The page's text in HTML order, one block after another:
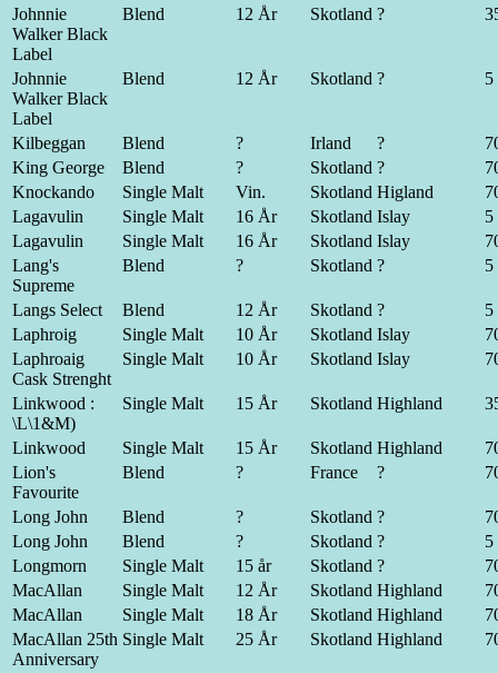
Johnnie
Walker Black
Label
Blend 12 År Skotland ?
Johnnie
Walker Black
Label
Blend 12 År Skotland ? 5
Kilbeggan Blend ? Irland ?
King George
Blend ? Skotland ?
Knockando
Single Malt Vin. Skotland Higland
Lagavulin
Single Malt 16 År Skotland Islay
5
Lagavulin
Single Malt 16 År Skotland Islay
Lang's
Supreme
Blend ? Skotland ? 5
Langs Select Blend 12 År Skotland ?
5
Laphroig
Single Malt 10 År Skotland Islay
Laphroaig
Cask Strenght
Single Malt 10 År Skotland Islay
Linkwood :
\L\1&M)
Single Malt 15 År Skotland Highland
Linkwood Single Malt 15 År Skotland Highland
Lion's
Favourite
Blend ? France ?
Long John Blend ? Skotland ?
Long John
Blend ? Skotland ?
5
Longmorn
Single Malt 15 år Skotland ?
MacAllan
Single Malt 12 År Skotland Highland
MacAllan
Single Malt 18 År Skotland Highland
MacAllan 25th
Anniversary
Single Malt 25 År Skotland Highland